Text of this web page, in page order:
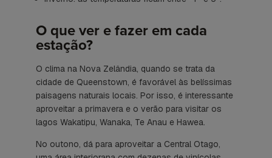
O que ver e fazer em cada
estação?
O clima na Nova Zelândia, quando se trata da
cidade de Queenstown, é favorável às belíssimas
paisagens naturais locais. Por isso, é interessante
aproveitar a primavera e o verão para visitar os
lagos Wakatipu, Wanaka, Te Anau e Hawea.
No outono, dá para aproveitar a Central Otago,